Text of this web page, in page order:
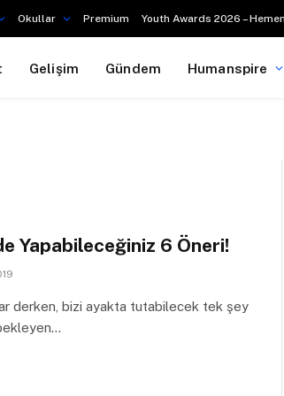
Okullar Premium Youth Awards 2026 –
Gelişim Gündem Humanspire
Yapabileceğiniz 6 Öneri!
derken, bizi ayakta tutabilecek tek şey